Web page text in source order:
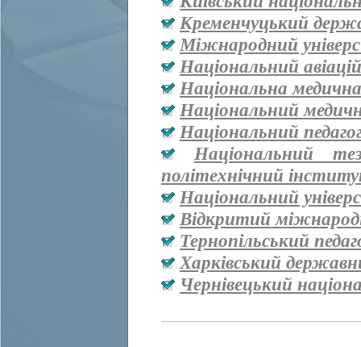
Кременчуцький
Міжнародний
Національний
Національна медична
Національний
Національний
Національний
політехнічний
Національний
Відкритий
Тернопільський
Харківський
Чернівецький